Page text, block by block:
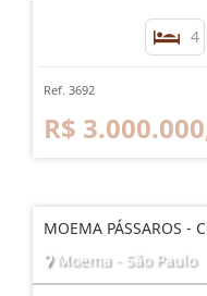
4
Ref. 3692
R$
MOEMA PÁSSAROS -
Moema - São Paulo